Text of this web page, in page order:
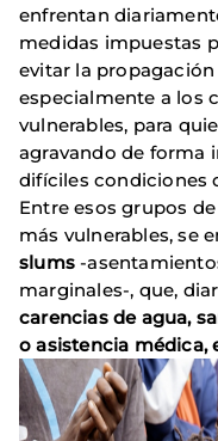
enfrentan
medidas impuestas
evitar la
especialmente a los
vulnerables, para
agravando de forma
difíciles condiciones
Entre esos grupos
más vulnerables, se
slums -
marginales-, que,
carencias de agua,
o asistencia médica,